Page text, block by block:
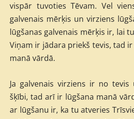
vispār tuvoties Tēvam. Vel
galvenais mērķis un virziens
lūgšanas galvenais mērķis ir, lai
Viņam ir jādara priekš tevis, tad
manā vārdā.
Ja galvenais virziens ir no
šķībi, tad arī ir lūgšana manā
ar lūgšanu ir, ka tu atveries